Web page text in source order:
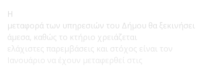
Η
μεταφορά των υπηρεσιών του Δήμου θα ξεκινήσει
άμεσα, καθώς το κτήριο χρειάζεται
ελάχιστες παρεμβάσεις και στόχος είναι τον
Ιανουάριο να έχουν μεταφερθεί στις